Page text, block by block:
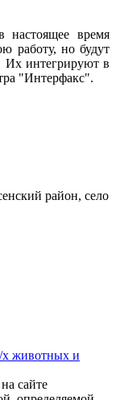
настоящее время
работу, но будут
Их интегрируют в
"Интерфакс".
район, село
х животных и
сайте